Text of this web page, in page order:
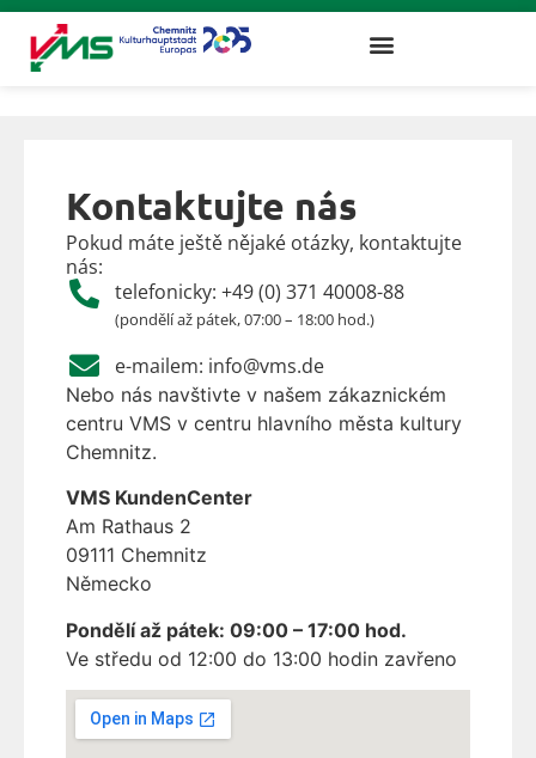
Kontaktujte nás
Pokud máte ještě nějaké otázky, kontaktujte
nás:
telefonicky:+49 (0) 371 40008-88
(pondělí až pátek, 07:00 – 18:00 hod.)
e-mailem: info@vms.de
Nebo nás navštivte v našem zákaznickém
centru VMS v centru hlavního města kultury
Chemnitz.
VMS KundenCenter
Am Rathaus 2
09111 Chemnitz
Německo
Pondělí až pátek: 09:00 – 17:00 hod.
Ve středu od 12:00 do 13:00 hodin zavřeno